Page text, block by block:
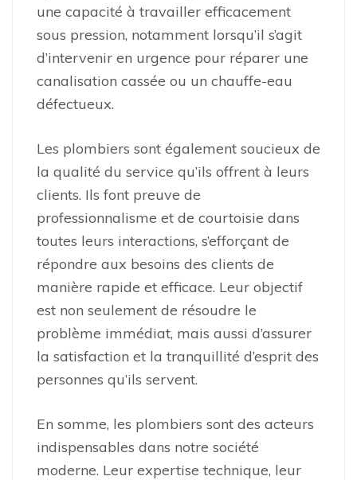
une capacité à travailler efficacement
sous pression, notamment lorsqu’il s’agit
d’intervenir en urgence pour réparer une
canalisation cassée ou un chauffe-eau
défectueux.
Les plombiers sont également soucieux de
la qualité du service qu’ils offrent à leurs
clients. Ils font preuve de
professionnalisme et de courtoisie dans
toutes leurs interactions, s’efforçant de
répondre aux besoins des clients de
manière rapide et efficace. Leur objectif
est non seulement de résoudre le
problème immédiat, mais aussi d’assurer
la satisfaction et la tranquillité d’esprit des
personnes qu’ils servent.
En somme, les plombiers sont des acteurs
indispensables dans notre société
moderne. Leur expertise technique, leur